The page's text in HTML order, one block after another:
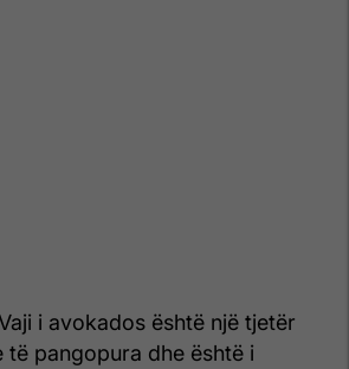
i avokados është një tjetër
pangopura dhe është i